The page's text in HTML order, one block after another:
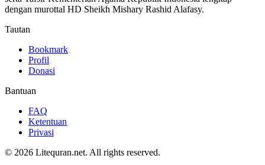
dengan murottal HD Sheikh Mishary Rashid Alafasy.
Tautan
Bookmark
Profil
Donasi
Bantuan
FAQ
Ketentuan
Privasi
© 2026 Litequran.net. All rights reserved.